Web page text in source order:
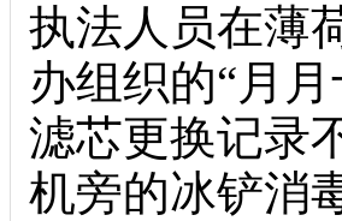
执法人员在薄
办组织的“月
滤芯更换记录
机旁的冰铲消